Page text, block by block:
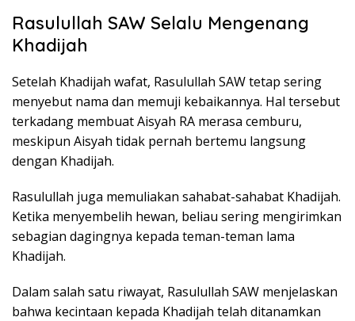
Rasulullah SAW Selalu Mengenang
Khadijah
Setelah Khadijah wafat, Rasulullah SAW tetap sering
menyebut nama dan memuji kebaikannya. Hal tersebut
terkadang membuat Aisyah RA merasa cemburu,
meskipun Aisyah tidak pernah bertemu langsung
dengan Khadijah.
Rasulullah juga memuliakan sahabat-sahabat Khadijah.
Ketika menyembelih hewan, beliau sering mengirimkan
sebagian dagingnya kepada teman-teman lama
Khadijah.
Dalam salah satu riwayat, Rasulullah SAW menjelaskan
bahwa kecintaan kepada Khadijah telah ditanamkan